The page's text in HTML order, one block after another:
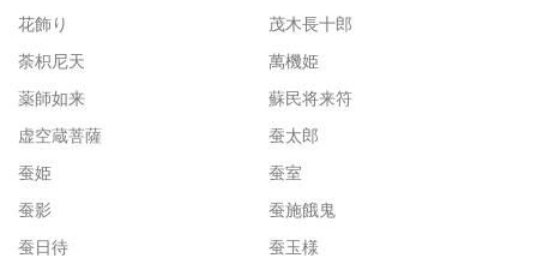
花飾り
茂木長十郎
荼枳尼天
萬機姫
薬師如来
蘇民将来符
虚空蔵菩薩
蚕太郎
蚕姫
蚕室
蚕影
蚕施餓鬼
蚕日待
蚕玉様